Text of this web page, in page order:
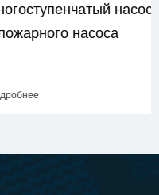
насос
насоса